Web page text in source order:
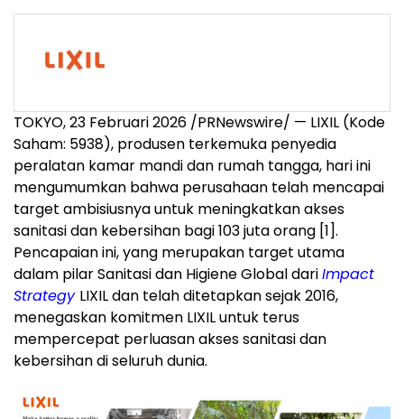
TOKYO, 23 Februari 2026 /PRNewswire/ — LIXIL (Kode
Saham: 5938), produsen terkemuka penyedia
peralatan kamar mandi dan rumah tangga, hari ini
mengumumkan bahwa perusahaan telah mencapai
target ambisiusnya untuk meningkatkan akses
sanitasi dan kebersihan bagi 103 juta orang [1].
Pencapaian ini, yang merupakan target utama
dalam pilar Sanitasi dan Higiene Global dariImpact
Strategy LIXIL dan telah ditetapkan sejak 2016,
menegaskan komitmen LIXIL untuk terus
mempercepat perluasan akses sanitasi dan
kebersihan di seluruh dunia.